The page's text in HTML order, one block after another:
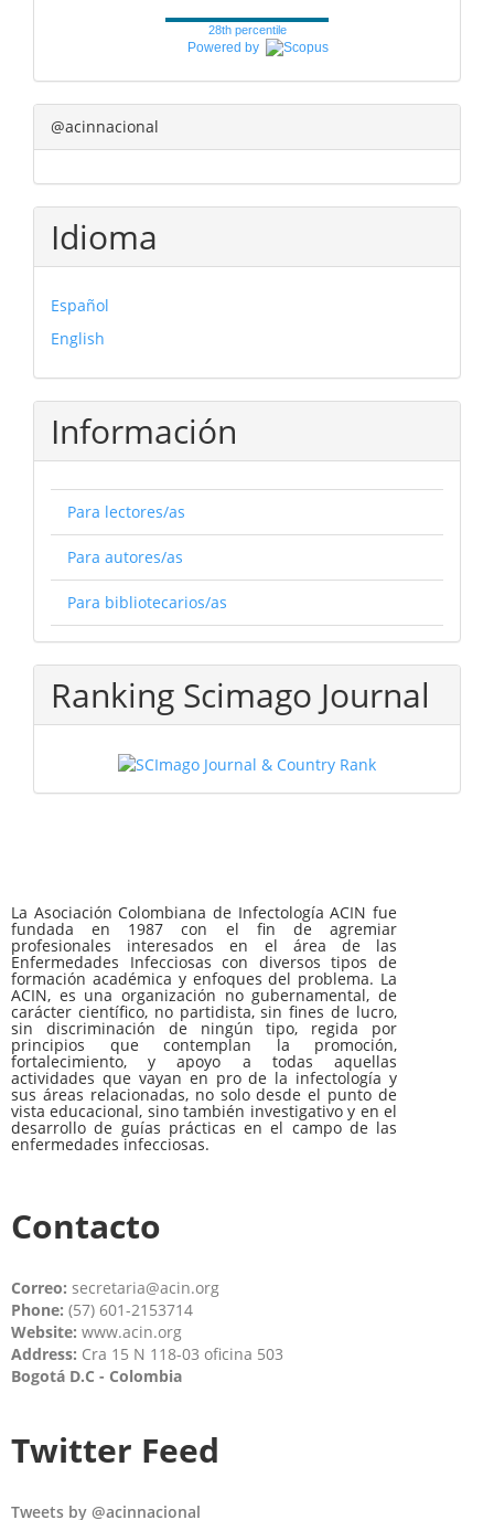
28th percentile
Powered by
@acinnacional
Idioma
Español
English
Información
Para lectores/as
Para autores/as
Para bibliotecarios/as
Ranking Scimago Journal
La Asociación Colombiana de Infectología ACIN fue
fundada en 1987 con el fin de agremiar
profesionales interesados en el área de las
Enfermedades Infecciosas con diversos tipos de
formación académica y enfoques del problema. La
ACIN, es una organización no gubernamental, de
carácter científico, no partidista, sin fines de lucro,
sin discriminación de ningún tipo, regida por
principios que contemplan la promoción,
fortalecimiento, y apoyo a todas aquellas
actividades que vayan en pro de la infectología y
sus áreas relacionadas, no solo desde el punto de
vista educacional, sino también investigativo y en el
desarrollo de guías prácticas en el campo de las
enfermedades infecciosas.
Contacto
Correo: secretaria@acin.org
Phone: (57) 601-2153714
Website: www.acin.org
Address: Cra 15 N 118-03 oficina 503
Bogotá D.C - Colombia
Twitter Feed
Tweets by @acinnacional